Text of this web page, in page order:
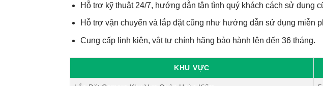
Hỗ trợ kỹ thuật 24/7, hướng dẫn tận tình quý khách cách sử dụng
Hỗ trợ vận chuyển và lắp đặt cũng như hướng dẫn sử dụng miễn
Cung cấp linh kiện, vật tư chính hãng bảo hành lên đến 36 tháng.
KHU VỰC